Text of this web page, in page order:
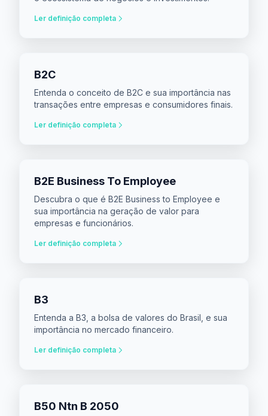
Ler definição completa
B2C
Entenda o conceito de B2C e sua importância nas
transações entre empresas e consumidores finais.
Ler definição completa
B2E Business To Employee
Descubra o que é B2E Business to Employee e
sua importância na geração de valor para
empresas e funcionários.
Ler definição completa
B3
Entenda a B3, a bolsa de valores do Brasil, e sua
importância no mercado financeiro.
Ler definição completa
B50 Ntn B 2050